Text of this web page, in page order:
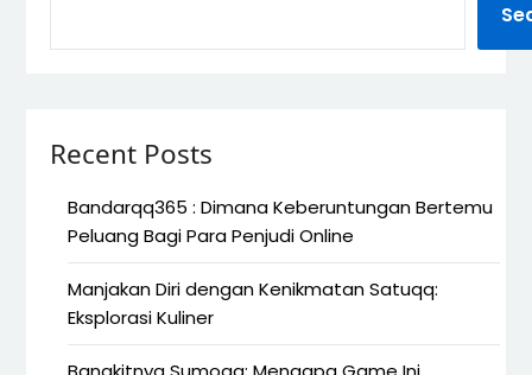
Recent Posts
Bandarqq365 : Dimana Keberuntungan Bertemu
Peluang Bagi Para Penjudi Online
Manjakan Diri dengan Kenikmatan Satuqq:
Eksplorasi Kuliner